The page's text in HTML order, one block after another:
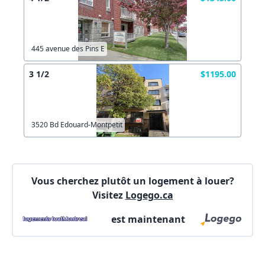
445 avenue des Pins E
3 1/2 $1195.00
3520 Bd Edouard-Montpetit
Vous cherchez plutôt un logement à louer?
Visitez Logego.ca
est maintenant